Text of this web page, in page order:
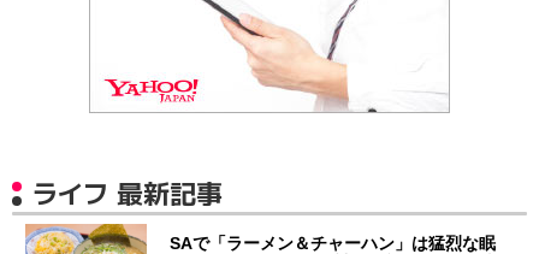
ライフ 最新記事
SAで「ラーメン＆チャーハン」は猛烈な眠